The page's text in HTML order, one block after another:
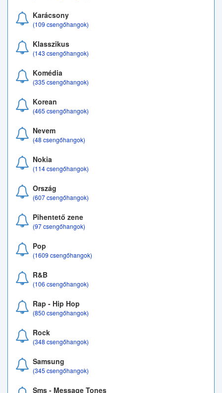
Karácsony
(109 csengőhangok)
Klasszikus
(143 csengőhangok)
Komédia
(335 csengőhangok)
Korean
(465 csengőhangok)
Nevem
(48 csengőhangok)
Nokia
(114 csengőhangok)
Ország
(607 csengőhangok)
Pihentető zene
(97 csengőhangok)
Pop
(1609 csengőhangok)
R&B
(106 csengőhangok)
Rap - Hip Hop
(850 csengőhangok)
Rock
(348 csengőhangok)
Samsung
(345 csengőhangok)
Sms - Message Tones